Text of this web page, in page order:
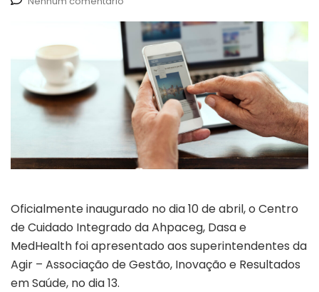
Oficialmente inaugurado no dia 10 de abril, o Centro
de Cuidado Integrado da Ahpaceg, Dasa e
MedHealth foi apresentado aos superintendentes da
Agir – Associação de Gestão, Inovação e Resultados
em Saúde, no dia 13.